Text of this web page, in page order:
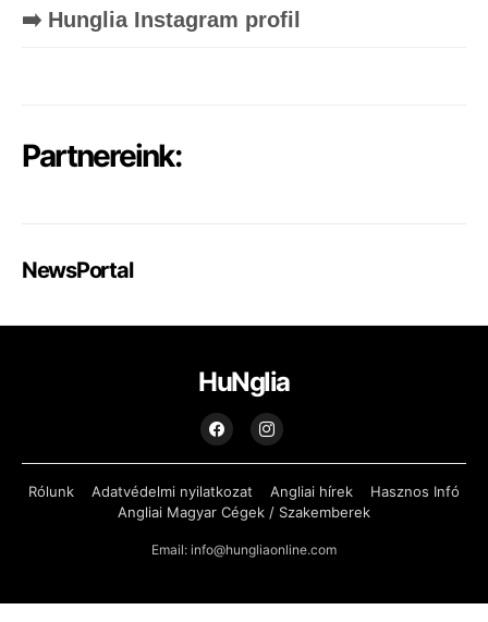
➡️ Hunglia Instagram profil
Partnereink:
NewsPortal
HuNglia
Rólunk Adatvédelmi nyilatkozat Angliai hírek
Hasznos Infó
Angliai Magyar Cégek / Szakemberek
Email: info@hungliaonline.com